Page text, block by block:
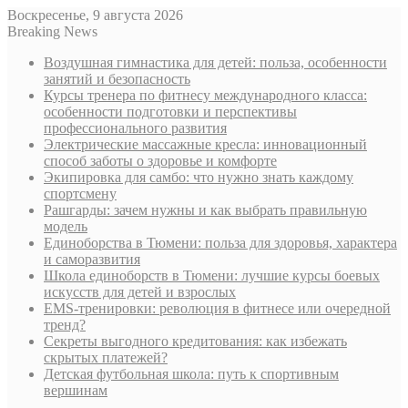
Воскресенье, 9 августа 2026
Breaking News
Воздушная гимнастика для детей: польза, особенности
занятий и безопасность
Курсы тренера по фитнесу международного класса:
особенности подготовки и перспективы
профессионального развития
Электрические массажные кресла: инновационный
способ заботы о здоровье и комфорте
Экипировка для самбо: что нужно знать каждому
спортсмену
Рашгарды: зачем нужны и как выбрать правильную
модель
Единоборства в Тюмени: польза для здоровья, характера
и саморазвития
Школа единоборств в Тюмени: лучшие курсы боевых
искусств для детей и взрослых
EMS-тренировки: революция в фитнесе или очередной
тренд?
Секреты выгодного кредитования: как избежать
скрытых платежей?
Детская футбольная школа: путь к спортивным
вершинам